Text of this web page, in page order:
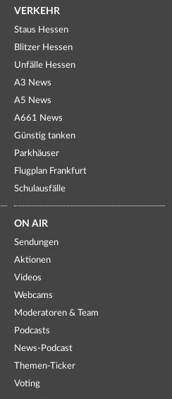
VERKEHR
Staus Hessen
Blitzer Hessen
Unfälle Hessen
A3 News
A5 News
A661 News
Günstig tanken
Parkhäuser
Flugplan Frankfurt
Schulausfälle
ON AIR
Sendungen
Aktionen
Videos
Webcams
Moderatoren & Team
Podcasts
News-Podcast
Themen-Ticker
Voting